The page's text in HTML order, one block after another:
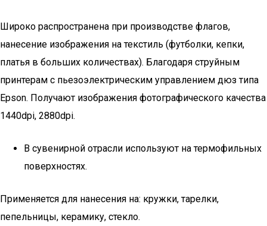
Широко распространена при производстве флагов,
нанесение изображения на текстиль (футболки, кепки,
платья в больших количествах). Благодаря струйным
принтерам с пьезоэлектрическим управлением дюз типа
Epson. Получают изображения фотографического качества
1440dpi, 2880dpi.
В сувенирной отрасли используют на термофильных
поверхностях.
Применяется для нанесения на: кружки, тарелки,
пепельницы, керамику, стекло.